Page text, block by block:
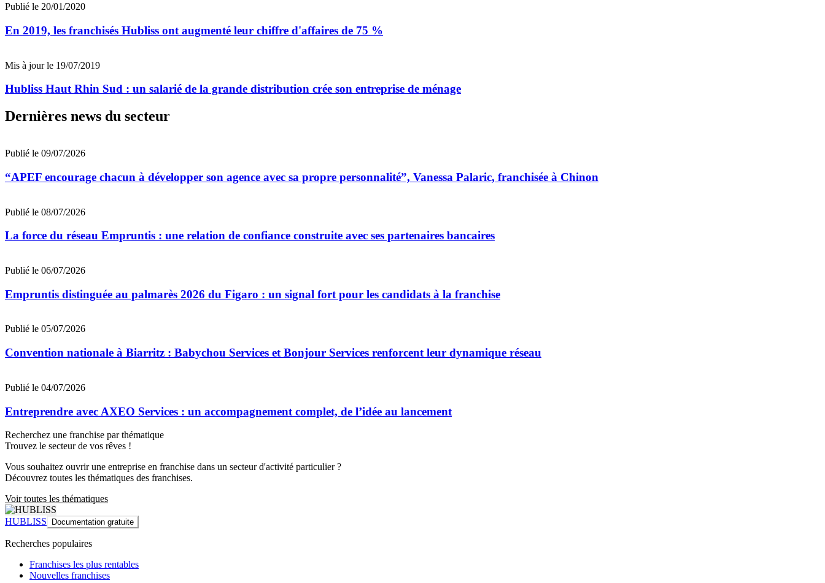
Publié le 20/01/2020
En 2019, les franchisés Hubliss ont augmenté leur chiffre d'affaires de 75 %
Mis à jour le 19/07/2019
Hubliss Haut Rhin Sud : un salarié de la grande distribution crée son entreprise de ménage
Dernières news du secteur
Publié le 09/07/2026
“APEF encourage chacun à développer son agence avec sa propre personnalité”, Vanessa Palaric, franchisée à Chinon
Publié le 08/07/2026
La force du réseau Empruntis : une relation de confiance construite avec ses partenaires bancaires
Publié le 06/07/2026
Empruntis distinguée au palmarès 2026 du Figaro : un signal fort pour les candidats à la franchise
Publié le 05/07/2026
Convention nationale à Biarritz : Babychou Services et Bonjour Services renforcent leur dynamique réseau
Publié le 04/07/2026
Entreprendre avec AXEO Services : un accompagnement complet, de l’idée au lancement
Recherchez une franchise par thématique
Trouvez le secteur de vos rêves !
Vous souhaitez ouvrir une entreprise en franchise dans un secteur d'activité particulier ?
Découvrez toutes les thématiques des franchises.
Voir toutes les thématiques
HUBLISS Documentation gratuite
Recherches populaires
Franchises les plus rentables
Nouvelles franchises